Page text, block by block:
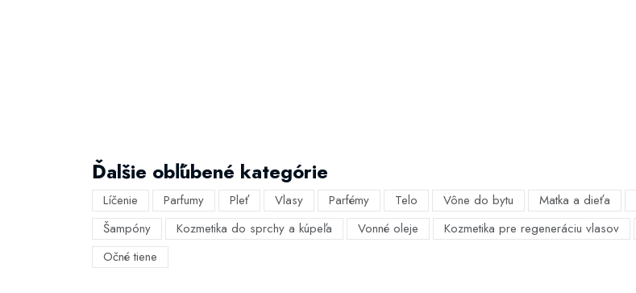
Ďalšie obľúbené kategórie
Líčenie Parfumy Pleť Vlasy Parfémy Telo Vône do bytu Matka a dieťa
Šampóny
Kozmetika do sprchy a kúpeľa Vonné oleje Kozmetika pre regeneráciu vlasov
Očné tiene